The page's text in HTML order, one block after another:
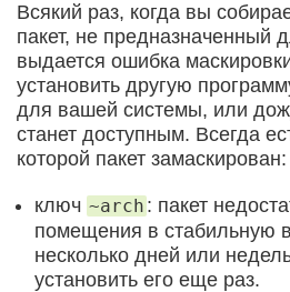
Всякий раз, когда вы
пакет, не предназначенный
выдается ошибка
установить другую
для вашей системы, или
станет доступным. Всегда
которой пакет замаскирован:
ключ ~arch : пакет
помещения в стабильную
несколько дней или
установить его еще раз.